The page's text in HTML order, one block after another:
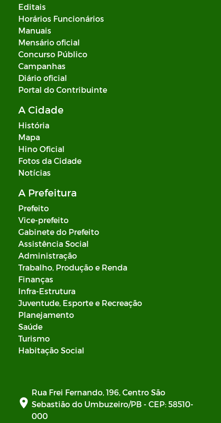
Editais
Horários Funcionários
Manuais
Mensário oficial
Concurso Público
Campanhas
Diário oficial
Portal do Contribuinte
A Cidade
História
Mapa
Hino Oficial
Fotos da Cidade
Notícias
A Prefeitura
Prefeito
Vice-prefeito
Gabinete do Prefeito
Assistência Social
Administração
Trabalho, Produção e Renda
Finanças
Infra-Estrutura
Juventude, Esporte e Recreação
Planejamento
Saúde
Turismo
Habitação Social
Rua Frei Fernando, 196, Centro São
Sebastião do Umbuzeiro/PB - CEP: 58510-
000